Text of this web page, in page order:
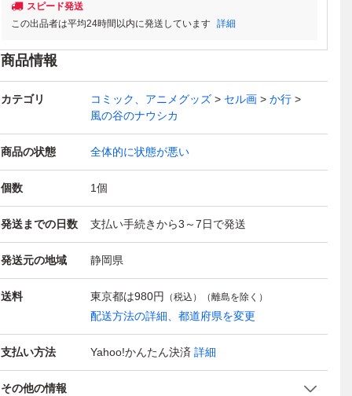
スピード発送
この出品者は平均24時間以内に発送しています 詳細
商品情報
カテゴリ コミック、アニメグッズ セル画
か行
風の谷のナウシカ
商品の状態 全体的に状態が悪い
個数 1個
発送までの日数 支払い手続きから3～7日で発送
発送元の地域 静岡県
送料 東京都は980円 （税込）（離島を除く）
配送方法の詳細、都道府県を変更
支払い方法 Yahoo!かんたん決済 詳細
その他の情報